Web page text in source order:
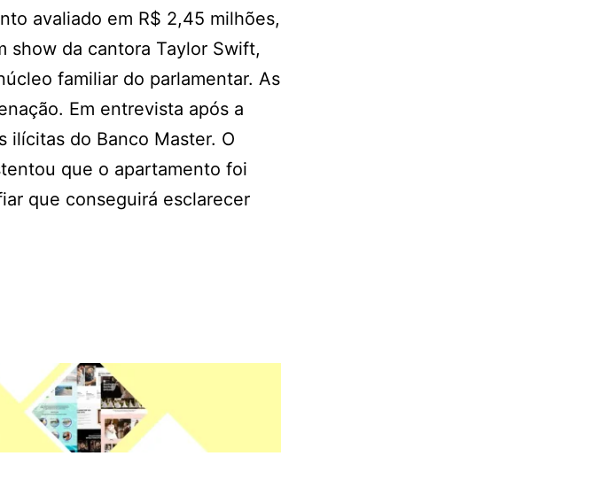
avaliado em R$ 2,45 milhões,
show da cantora Taylor Swift,
familiar do parlamentar. As
Em entrevista após a
ilícitas do Banco Master. O
que o apartamento foi
que conseguirá esclarecer